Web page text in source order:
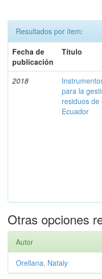
Resultados por ítem:
Fecha de
publicación
Título
2018
para la
residuos de
Ecuador
Otras opciones
Autor
Orellana, Nataly